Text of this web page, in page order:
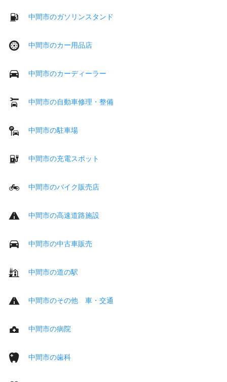
中間市のガソリンスタンド
中間市のカー用品店
中間市のカーディーラー
中間市の自動車修理・整備
中間市の駐車場
中間市の充電スポット
中間市のバイク販売店
中間市の高速道路施設
中間市の中古車販売
中間市の道の駅
中間市のその他 車・交通
中間市の病院
中間市の歯科